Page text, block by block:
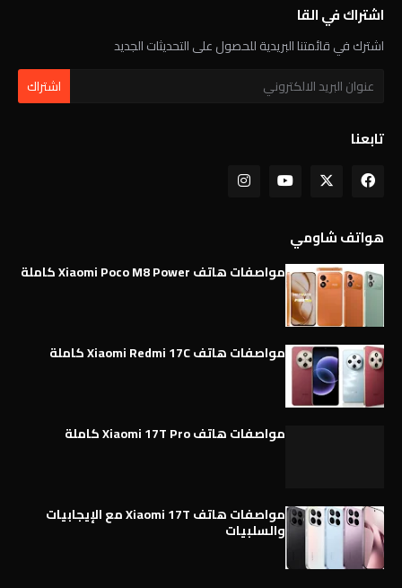
اشتراك في القا
اشترك في قائمتنا البريدية للحصول على التحديثات الجديد
تابعنا
هواتف شاومي
مواصفات هاتف Xiaomi Poco M8 Power كاملة
مواصفات هاتف Xiaomi Redmi 17C كاملة
مواصفات هاتف Xiaomi 17T Pro كاملة
مواصفات هاتف Xiaomi 17T مع الإيجابيات
والسلبيات